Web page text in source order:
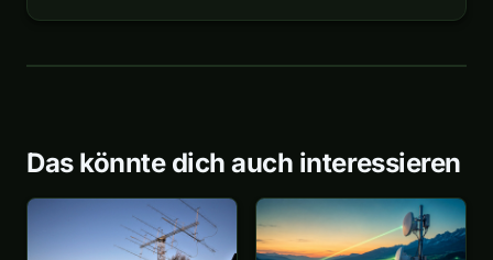
Das könnte dich auch interessieren